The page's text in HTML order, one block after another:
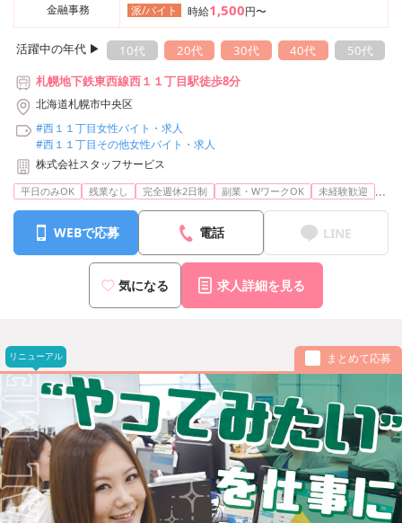
金融事務
派/バイト 時給1,500円〜
活躍中の年代 ▶︎ 10代 20代 30代 40代
50代
札幌地下鉄東西線西１１丁目駅徒歩8分
北海道札幌市中央区
#西１１丁目女性バイト・求人
#西１１丁目その他女性バイト・求人
株式会社スタッフサービス
平日のみOK 残業なし 完全週休2日制 副業・WワークOK 未経験歓迎 ...
WEBで応募 電話 LINE
気になる 求人詳細を見る
リニューアル まとめて応募